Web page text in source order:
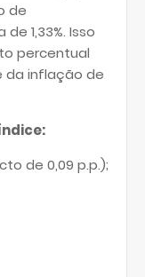
de
1,33%. Isso
percentual
da inflação de
de 0,09 p.p.);